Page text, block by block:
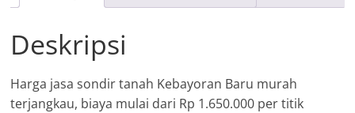
Deskripsi
Harga jasa sondir tanah Kebayoran Baru murah
terjangkau, biaya mulai dari Rp 1.650.000 per titik